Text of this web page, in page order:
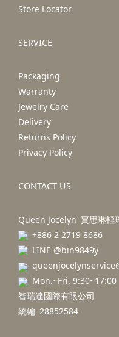
Store Locator
SERVICE
Packaging
Warranty
Jewelry Care
Delivery
Returns Policy
Privacy Policy
CONTACT US
Queen Jocelyn 賈思琳輕
+886 2 2719 8686
LINE @bin9849y
Mon.~Fri. 9:30~17:00
智瑞達國際有限公司
統編 28852584